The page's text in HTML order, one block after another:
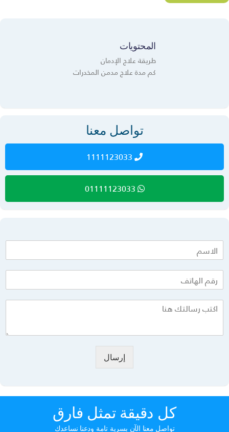
المحتويات
طريقة علاج الإدمان
كم مدة علاج مدمن المخدرات
تواصل معنا
1111123033
01111123033
إرسال
كل دقيقة تمثل فارق
تواصل معنا الآن بسرية تامة ودعنا نساعدك